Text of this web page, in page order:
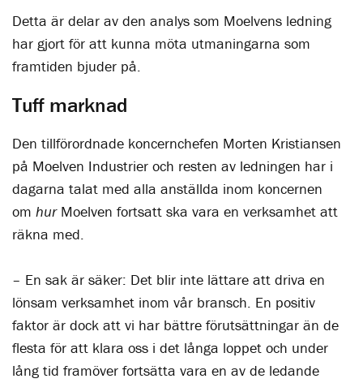
Detta är delar av den analys som Moelvens ledning
har gjort för att kunna möta utmaningarna som
framtiden bjuder på.
Tuff marknad
Den tillförordnade koncernchefen Morten Kristiansen
på Moelven Industrier och resten av ledningen har i
dagarna talat med alla anställda inom koncernen
om hurMoelven fortsatt ska vara en verksamhet att
räkna med.
– En sak är säker: Det blir inte lättare att driva en
lönsam verksamhet inom vår bransch. En positiv
faktor är dock att vi har bättre förutsättningar än de
flesta för att klara oss i det långa loppet och under
lång tid framöver fortsätta vara en av de ledande